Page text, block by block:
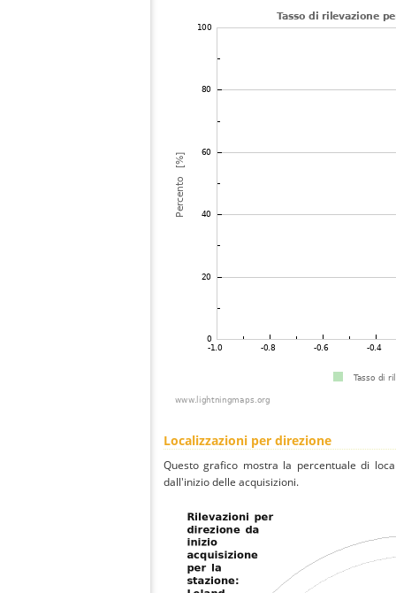
Localizzazioni per direzione
Questo grafico mostra la percentuale di
dall'inizio delle acquisizioni.